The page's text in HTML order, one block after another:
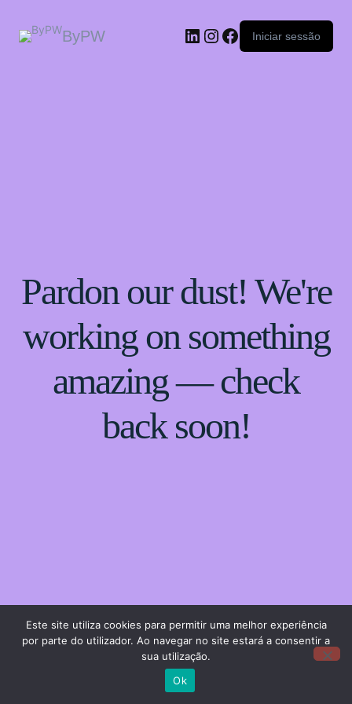
ByPW Iniciar sessão
Pardon our dust! We're
working on something
amazing — check
back soon!
Este site utiliza cookies para permitir uma melhor experiência
por parte do utilizador. Ao navegar no site estará a consentir a
sua utilização.
Ok